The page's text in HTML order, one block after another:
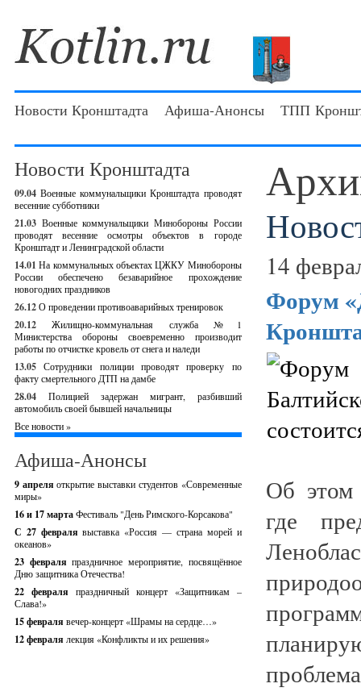
Новости Кронштадта Афиша-Анонсы ТПП
Новости Кронштадта
09.04 Военные коммунальщики Кронштадта проводят
весенние субботники
21.03 Военные коммунальщики Минобороны России
проводят весенние осмотры объектов в городе
Кронштадт и Ленинградской области
14.01 На коммунальных объектах ЦЖКУ Минобороны
России обеспечено безаварийное прохождение
новогодних праздников
26.12О проведении противоаварийных тренировок
20.12
Жилищно-коммунальная служба №1
Министерства обороны своевременно производит
работы по отчистке кровель от снега и наледи
13.05 Сотрудники полиции проводят проверку по
факту смертельного ДТП на дамбе
28.04
Полицией задержан мигрант, разбивший
автомобиль своей бывшей начальницы
Все новости »
Афиша-Анонсы
9 апреляоткрытие выставки студентов «Современные
миры»
16 и 17 мартаФестиваль "День Римского-Корсакова"
С 27 февралявыставка «Россия — страна морей и
океанов»
23 февраляпраздничное мероприятие, посвящённое
Дню защитника Отечества!
22 февраля праздничный концерт «Защитникам –
Слава!»
15 февраля вечер-концерт «Шрамы на сердце…»
12 февраля лекция «Конфликты и их решения»
14
Форум
Об этом
где